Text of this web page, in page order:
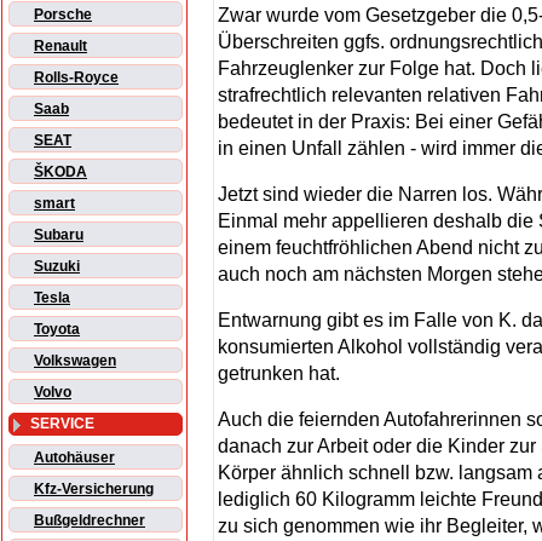
Porsche
Renault
Rolls-Royce
Saab
SEAT
ŠKODA
smart
Subaru
Suzuki
Tesla
Toyota
Volkswagen
Volvo
SERVICE
Autohäuser
Kfz-Versicherung
Bußgeldrechner
Zwar wurde vom Gesetzgeber die
Überschreiten ggfs.
Fahrzeuglenker zur Folge hat. Doch
strafrechtlich relevanten relativen
bedeutet in der Praxis: Bei einer
in einen Unfall zählen - wird immer
Jetzt sind wieder die Narren los.
Einmal mehr appellieren deshalb
einem feuchtfröhlichen Abend nicht
auch noch am nächsten Morgen
Entwarnung gibt es im Falle von K.
konsumierten Alkohol vollständig
getrunken hat.
Auch die feiernden Autofahrerinnen
danach zur Arbeit oder die Kinder
Körper ähnlich schnell bzw.
lediglich 60 Kilogramm leichte
zu sich genommen wie ihr Begleiter,